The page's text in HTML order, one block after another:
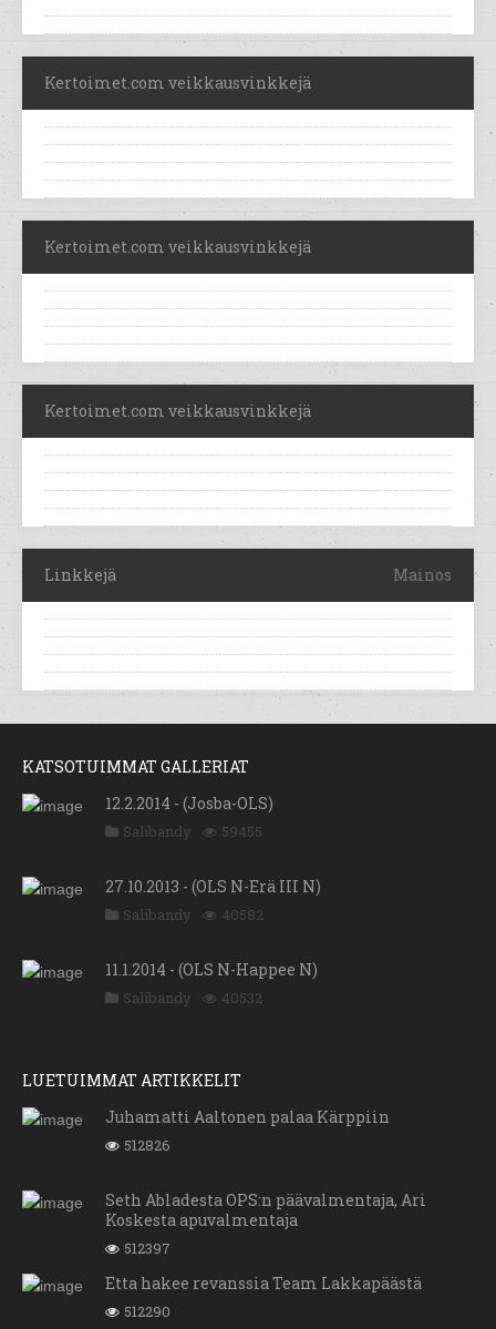
Kertoimet.com veikkausvinkkejä
Kertoimet.com veikkausvinkkejä
Kertoimet.com veikkausvinkkejä
Linkkejä Mainos
KATSOTUIMMAT GALLERIAT
12.2.2014 - (Josba-OLS)
Salibandy 59455
27.10.2013 - (OLS N-Erä III N)
Salibandy 40582
11.1.2014 - (OLS N-Happee N)
Salibandy 40532
LUETUIMMAT ARTIKKELIT
Juhamatti Aaltonen palaa Kärppiin
512826
Seth Abladesta OPS:n päävalmentaja, Ari
Koskesta apuvalmentaja
512397
Etta hakee revanssia Team Lakkapäästä
512290